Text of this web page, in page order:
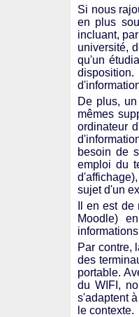
Si nous
en plus
incluant,
université,
qu'un
De plus,
mêmes
ordinateur
besoin de
emploi du
sujet d'un
Il en est
Moodle)
Par contre,
des
portable.
du WIFI,
s'adaptent
le contexte.